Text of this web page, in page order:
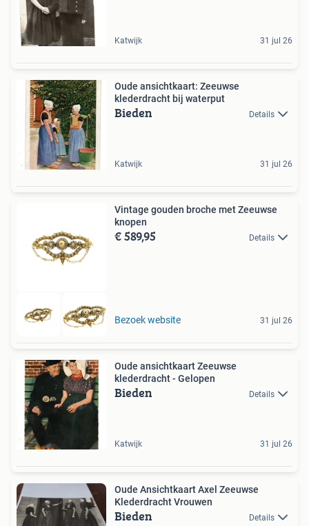
Katwijk 31 jul 26
Oude ansichtkaart: Zeeuwse
klederdracht bij waterput
Bieden Details
Katwijk 31 jul 26
Vintage gouden broche met Zeeuwse
knopen
€ 589,95 Details
Bezoek website 31 jul 26
Oude ansichtkaart Zeeuwse
klederdracht - Gelopen
Bieden Details
Katwijk 31 jul 26
Oude Ansichtkaart Axel Zeeuwse
Klederdracht Vrouwen
Bieden Details